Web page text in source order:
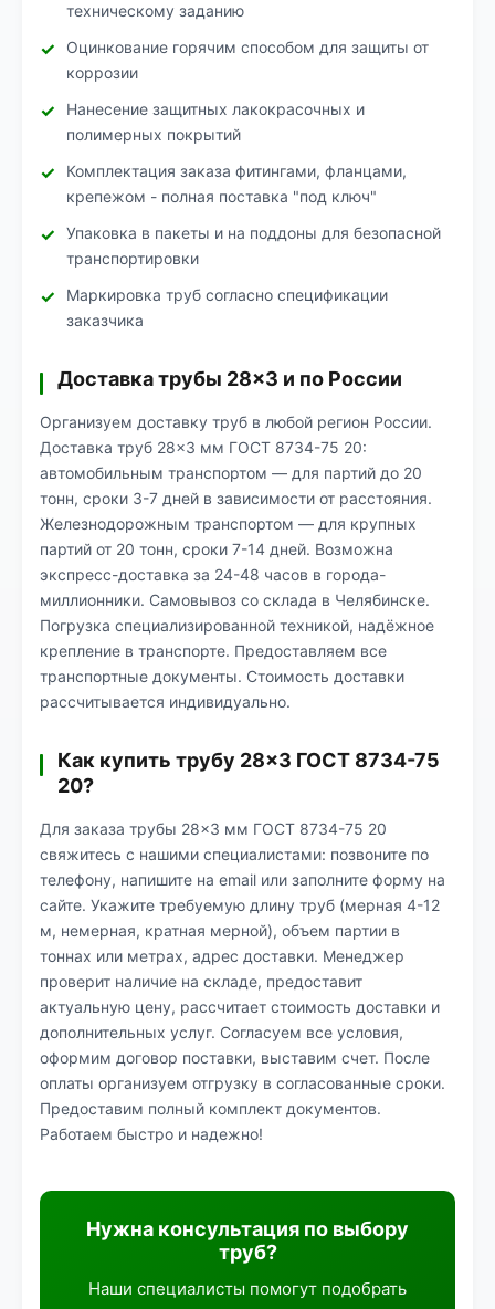
техническому заданию
Оцинкование горячим способом для защиты от
коррозии
Нанесение защитных лакокрасочных и
полимерных покрытий
Комплектация заказа фитингами, фланцами,
крепежом - полная поставка "под ключ"
Упаковка в пакеты и на поддоны для безопасной
транспортировки
Маркировка труб согласно спецификации
заказчика
Доставка трубы 28×3 и по России
Организуем доставку труб в любой регион России.
Доставка труб 28×3 мм ГОСТ 8734-75 20:
автомобильным транспортом — для партий до 20
тонн, сроки 3-7 дней в зависимости от расстояния.
Железнодорожным транспортом — для крупных
партий от 20 тонн, сроки 7-14 дней. Возможна
экспресс-доставка за 24-48 часов в города-
миллионники. Самовывоз со склада в Челябинске.
Погрузка специализированной техникой, надёжное
крепление в транспорте. Предоставляем все
транспортные документы. Стоимость доставки
рассчитывается индивидуально.
Как купить трубу 28×3 ГОСТ 8734-75
20?
Для заказа трубы 28×3 мм ГОСТ 8734-75 20
свяжитесь с нашими специалистами: позвоните по
телефону, напишите на email или заполните форму на
сайте. Укажите требуемую длину труб (мерная 4-12
м, немерная, кратная мерной), объем партии в
тоннах или метрах, адрес доставки. Менеджер
проверит наличие на складе, предоставит
актуальную цену, рассчитает стоимость доставки и
дополнительных услуг. Согласуем все условия,
оформим договор поставки, выставим счет. После
оплаты организуем отгрузку в согласованные сроки.
Предоставим полный комплект документов.
Работаем быстро и надежно!
Нужна консультация по выбору
труб?
Наши специалисты помогут подобрать